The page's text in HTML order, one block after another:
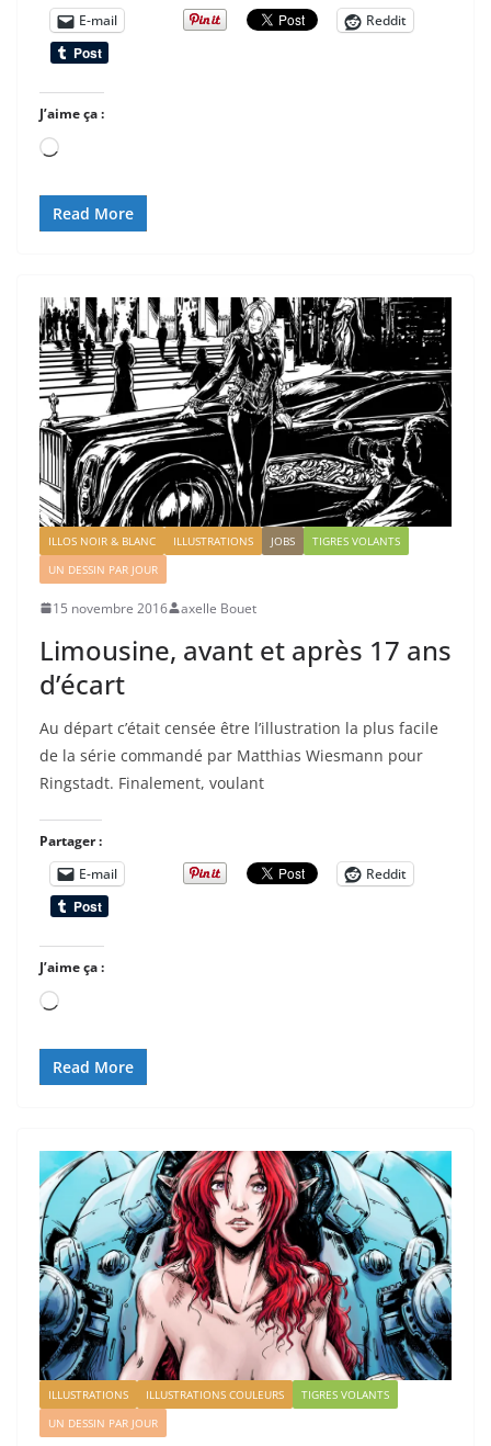
E-mail
Reddit
J’aime ça :
Chargement…
Read More
ILLOS NOIR & BLANC ILLUSTRATIONS JOBS
TIGRES VOLANTS
UN DESSIN PAR JOUR
15 novembre 2016 axelle Bouet
Limousine, avant et après 17 ans
d’écart
Au départ c’était censée être l’illustration la plus facile
de la série commandé par Matthias Wiesmann pour
Ringstadt. Finalement, voulant
Partager :
E-mail
Reddit
J’aime ça :
Chargement…
Read More
ILLUSTRATIONS ILLUSTRATIONS COULEURS
TIGRES VOLANTS
UN DESSIN PAR JOUR